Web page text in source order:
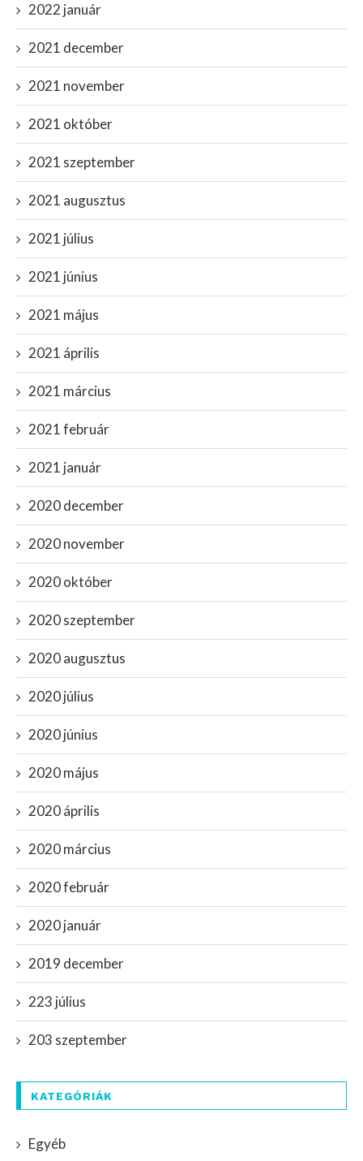
2022 január
2021 december
2021 november
2021 október
2021 szeptember
2021 augusztus
2021 július
2021 június
2021 május
2021 április
2021 március
2021 február
2021 január
2020 december
2020 november
2020 október
2020 szeptember
2020 augusztus
2020 július
2020 június
2020 május
2020 április
2020 március
2020 február
2020 január
2019 december
223 július
203 szeptember
KATEGÓRIÁK
Egyéb